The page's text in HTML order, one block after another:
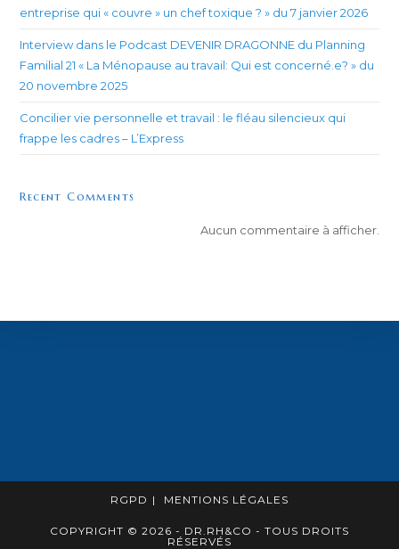
entreprise qui « couvre » un chef toxique ? » du 7 janvier 2026
Interview dans le Podcast DEVENIR DRAGONNE du Planning
Familial 21 « La Ménopause au travail: Qui est concerné.e? » du
20 novembre 2025
Concilier vie personnelle et travail : le fléau silencieux qui
frappe les cadres – L’Express
Recent Comments
Aucun commentaire à afficher.
RGPD MENTIONS LÉGALES
COPYRIGHT © 2026 - DR.RH&CO - TOUS DROITS
RÉSERVÉS